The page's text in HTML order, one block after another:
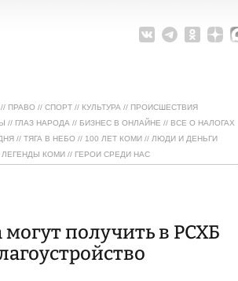
// ПРАВО // СПОРТ // КУЛЬТУРА // ПРОИСШЕСТВИЯ
// ГЛАЗ НАРОДА // БИЗНЕС В ОНЛАЙНЕ // ВСЕ О НАЛОГАХ
// ТЯГА В НЕБО // 100 ЛЕТ КОМИ // ЛЮДИ И ДЕНЬГИ
ЛЕГЕНДЫ КОМИ // ГЕРОИ СРЕДИ НАС
получить в РСХБ